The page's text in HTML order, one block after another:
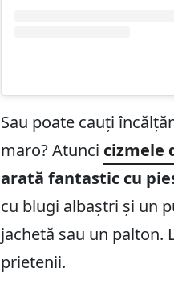
Sau poate cauți
maro? Atunci cizmele
arată fantastic cu
cu blugi albaștri și un
jachetă sau un palton.
prietenii.